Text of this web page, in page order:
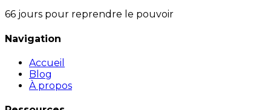
66 jours pour reprendre le pouvoir
Navigation
Accueil
Blog
À propos